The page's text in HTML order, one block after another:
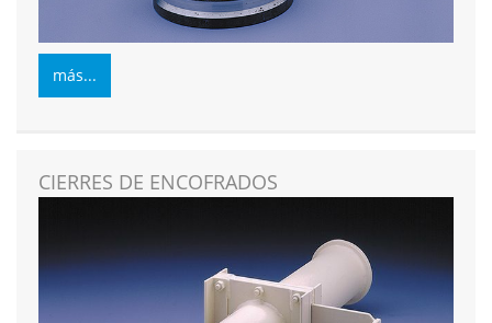
más...
CIERRES DE ENCOFRADOS